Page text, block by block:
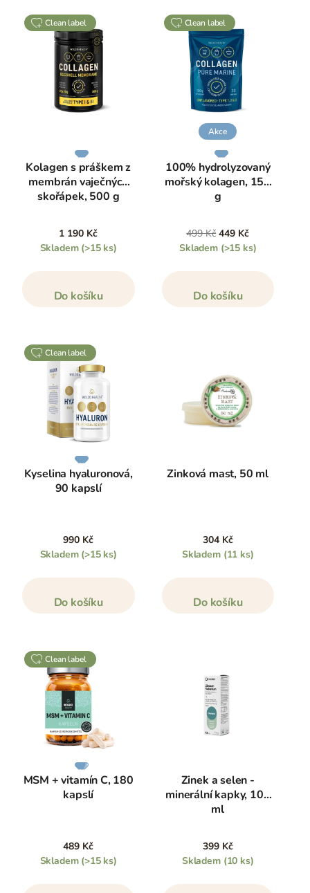
clean label
Kolagen s práškem z
membrán vaječných
skořápek, 500 g
1 190 Kč
Skladem (>15 ks)
Do košíku
clean label
Akce
100% hydrolyzovaný
mořský kolagen, 150
g
499 Kč 449 Kč
Skladem (>15 ks)
Do košíku
clean label
Kyselina hyaluronová,
90 kapslí
990 Kč
Skladem (>15 ks)
Do košíku
Zinková mast, 50 ml
304 Kč
Skladem (11 ks)
Do košíku
clean label
MSM + vitamín C, 180
kapslí
489 Kč
Skladem (>15 ks)
Zinek a selen -
minerální kapky, 100
ml
399 Kč
Skladem (10 ks)